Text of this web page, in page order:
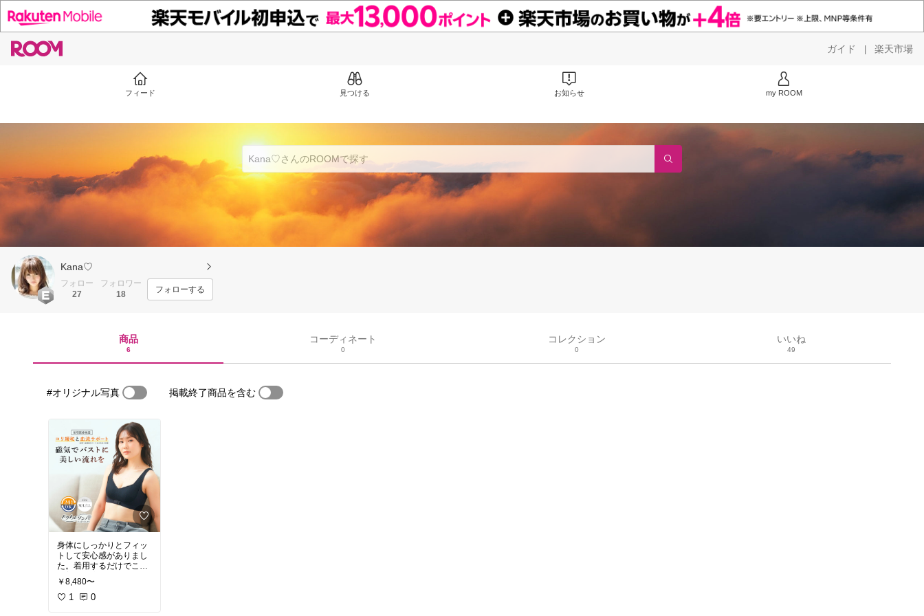
ガイド | 楽天市場
フィード 見つける お知らせ my ROOM
Kana♡
フォロー
27
フォロワー
18
フォローする
商品
6
コーディネート
0
コレクション
0
いいね
49
#オリジナル写真 掲載終了商品を含む
身体にしっかりとフィッ
トして安心感がありまし
た。着用するだけでこり
改善と血流促進してくれ
るのが便利だと感じまし
た。1日中着用していて
￥8,480〜
1 0